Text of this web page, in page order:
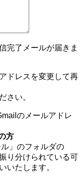
完了メールが届きま
ドレスを変更して再
さい。
のメールアドレ
方
」のフォルダの
り分けられている可
いたします。